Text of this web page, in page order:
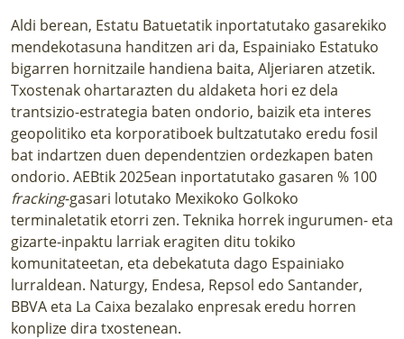
Aldi berean, Estatu Batuetatik inportatutako gasarekiko
mendekotasuna handitzen ari da, Espainiako Estatuko
bigarren hornitzaile handiena baita, Aljeriaren atzetik.
Txostenak ohartarazten du aldaketa hori ez dela
trantsizio-estrategia baten ondorio, baizik eta interes
geopolitiko eta korporatiboek bultzatutako eredu fosil
bat indartzen duen dependentzien ordezkapen baten
ondorio. AEBtik 2025ean inportatutako gasaren % 100
fracking-gasari lotutako Mexikoko Golkoko
terminaletatik etorri zen. Teknika horrek ingurumen- eta
gizarte-inpaktu larriak eragiten ditu tokiko
komunitateetan, eta debekatuta dago Espainiako
lurraldean. Naturgy, Endesa, Repsol edo Santander,
BBVA eta La Caixa bezalako enpresak eredu horren
konplize dira txostenean.